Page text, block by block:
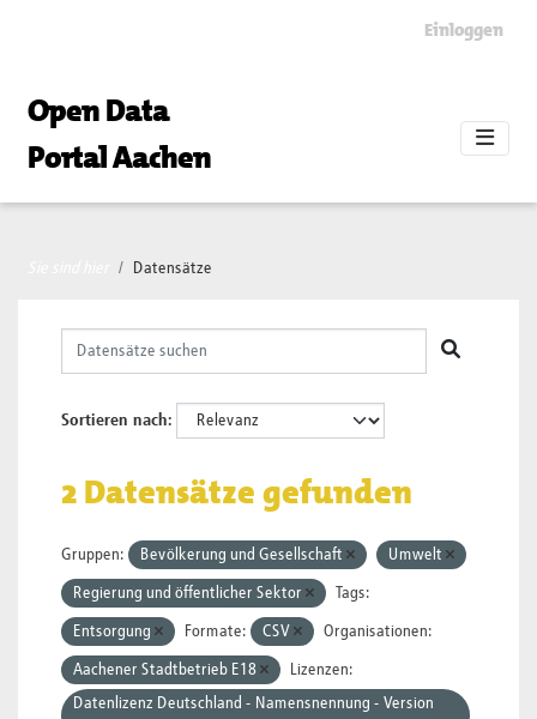
Einloggen
Open Data
Portal Aachen
Datensätze
Sortieren nach
2 Datensätze gefunden
Gruppen: Bevölkerung und Gesellschaft Umwelt
Regierung und öffentlicher Sektor Tags:
Entsorgung Formate: CSV Organisationen:
Aachener Stadtbetrieb E18
Lizenzen:
Datenlizenz Deutschland - Namensnennung - Version